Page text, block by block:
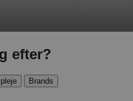
efter?
Brands